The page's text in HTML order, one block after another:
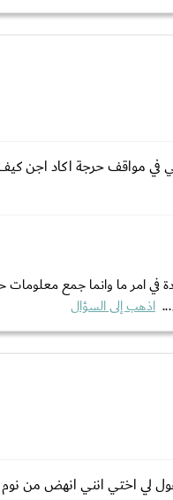
في مواقف حرجة اكاد
في امر ما وانما جمع
اذهب إلى السؤال
لي اختي انني انهض من